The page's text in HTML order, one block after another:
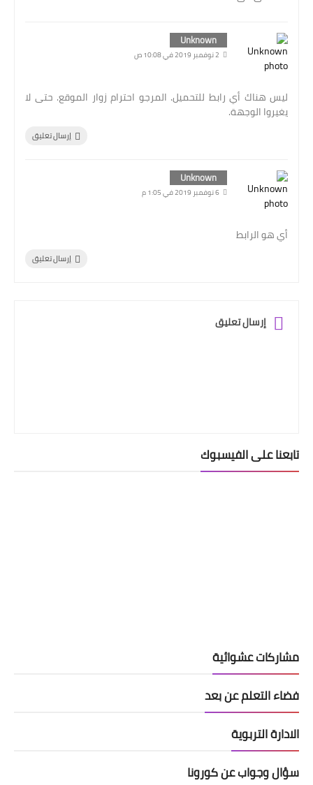
Unknown
2 نوفمبر 2019 في 10:08 ص
ليس هناك أي رابط للتحميل. المرجو احترام زوار الموقع. حتى لا
يغيروا الوجهة.
إرسال تعليق
Unknown
6 نوفمبر 2019 في 1:05 م
أي هو الرابط
إرسال تعليق
إرسال تعليق
تابعنا على الفيسبوك
مشاركات عشوائية
فضاء التعلم عن بعد
الادارة التربوية
سؤال وجواب عن كورونا